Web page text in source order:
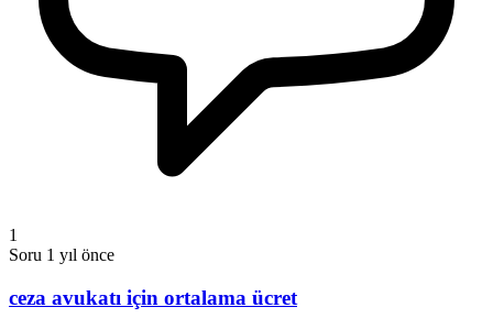
1
Soru 1 yıl önce
ceza avukatı için ortalama ücret